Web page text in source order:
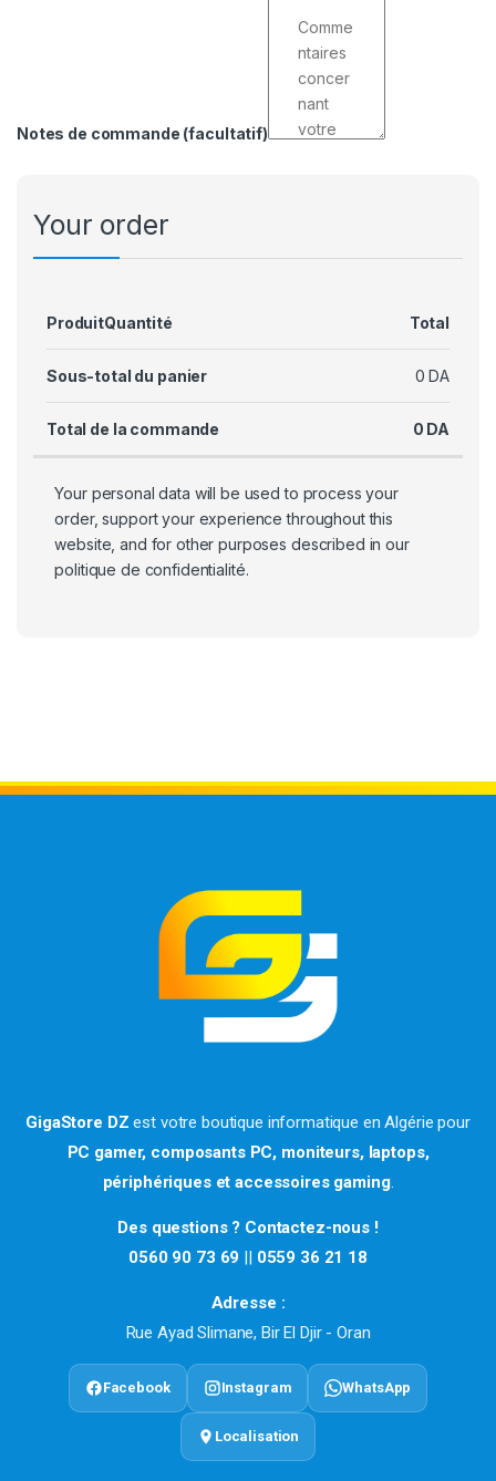
Notes de commande (facultatif)
Your order
ProduitQuantité Total
Sous-total du panier 0 DA
Total de la commande 0 DA
Your personal data will be used to process your
order, support your experience throughout this
website, and for other purposes described in our
politique de confidentialité.
GigaStore DZ est votre boutique informatique en Algérie pour
PC gamer, composants PC, moniteurs, laptops,
périphériques et accessoires gaming.
Des questions ? Contactez-nous !
0560 90 73 69 || 0559 36 21 18
Adresse :
Rue Ayad Slimane, Bir El Djir - Oran
Facebook Instagram WhatsApp
Localisation